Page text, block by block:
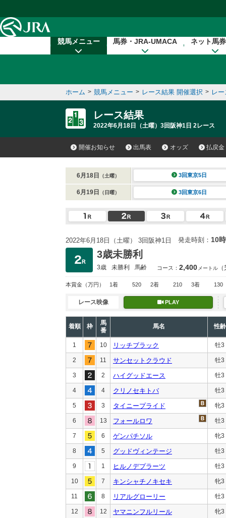
競馬メニュー 馬券・JRA-UMACA ネット馬
ホーム > 競馬メニュー > レース結果 開催選択 > レ
レース結果
2022年6月18日（土曜）3回阪神1日 2レース
開催お知らせ 出馬表 オッズ 払戻金
6月18日 （土曜） 3回東京5日
6月19日 （日曜） 3回東京6日
2022年6月18日（土曜） 3回阪神1日 発走時刻： 10
3歳未勝利
3歳 未勝利 馬齢 コース： 2,400 メートル
本賞金 （万円） 1着 520 2着 210 3着 130
レース映像 PLAY
着順 枠
馬
番
馬名 性齢
1 10 リッチブラック 牡3
2 11 サンセットクラウド 牡3
3 2 ハイグッドエース 牡3
4 4 クリノセキトバ 牡3
5 3 タイニープライド 牝3
6 13 フォールロワ 牡3
7 6 ゲンパチソル 牝3
8 5 グッドヴィンテージ 牡3
9 1 ヒルノデプラーツ 牡3
10 7 キンシャチノキセキ 牝3
11 8 リアルグローリー 牡3
12 12 ヤマニンフルリール 牝3